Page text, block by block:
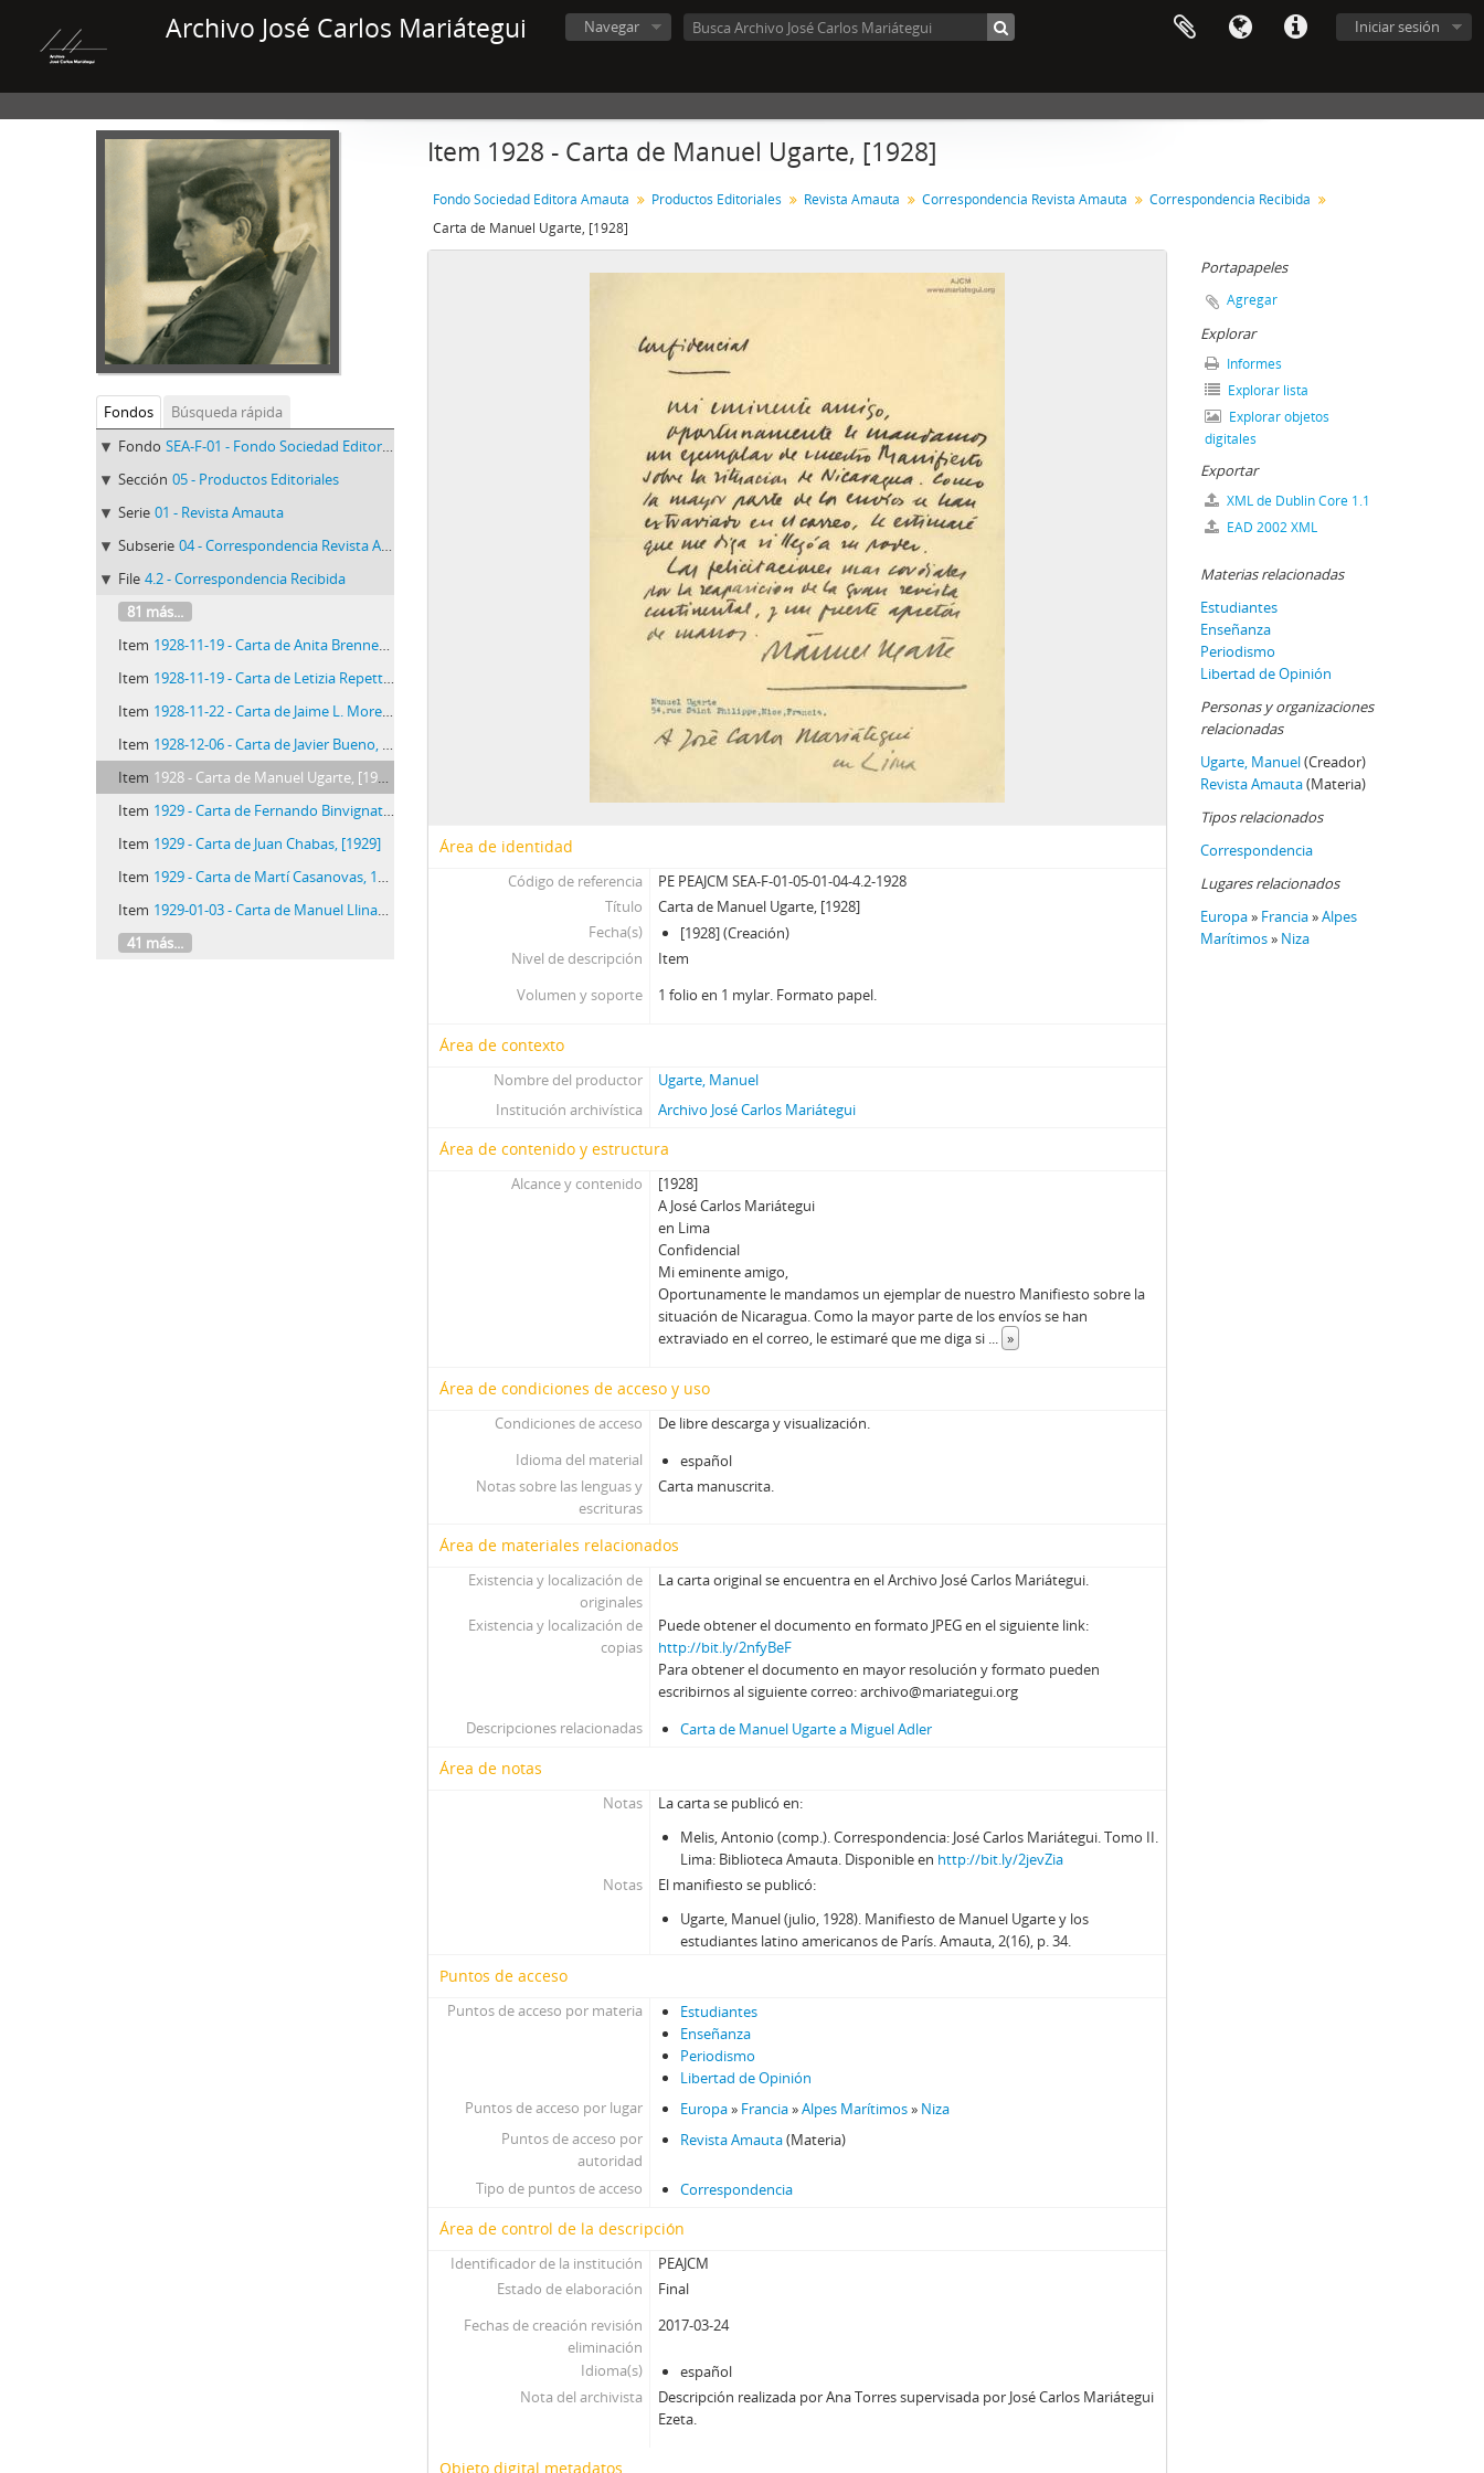
Archivo José Carlos Mariátegui Iniciar sesión
Navegar
Fondos
Búsqueda rápida
Fondo SEA-F-01 - Fondo Sociedad Editora Amauta
Sección 05 - Productos Editoriales
Serie 01 - Revista Amauta
Subserie 04 - Correspondencia Revista Amauta
File 4.2 - Correspondencia Recibida
81 más...
Item 1928-11-19 - Carta de Anita Brenner, 19/11/1928
Item 1928-11-19 - Carta de Letizia Repetto Baeza,19/11/1928
Item 1928-11-22 - Carta de Jaime L. Morenza, 22/11/1928
Item 1928-12-06 - Carta de Javier Bueno, 6/12/1928
Item 1928 - Carta de Manuel Ugarte, [1928]
Item 1929 - Carta de Fernando Binvignat, 1929
Item 1929 - Carta de Juan Chabas, [1929]
Item 1929 - Carta de Martí Casanovas, 1929
Item 1929-01-03 - Carta de Manuel Llinas Vilanova, 3/1/1929
41 más...
Item 1928 - Carta de Manuel Ugarte, [1928]
Fondo Sociedad Editora Amauta Productos Editoriales Revista Amauta Correspondencia Revista Amauta
Correspondencia Recibida
Carta de Manuel Ugarte, [1928]
Área de identidad
Código de referencia
PE PEAJCM SEA-F-01-05-01-04-4.2-1928
Título
Carta de Manuel Ugarte, [1928]
Fecha(s)
[1928] (Creación)
Nivel de descripción
Item
Volumen y soporte
1 folio en 1 mylar. Formato papel.
Área de contexto
Nombre del productor
Ugarte, Manuel
Institución archivística
Archivo José Carlos Mariátegui
Área de contenido y estructura
Alcance y contenido
[1928]
A José Carlos Mariátegui
en Lima
Confidencial
Mi eminente amigo,
Oportunamente le mandamos un ejemplar de nuestro Manifiesto sobre la
situación de Nicaragua. Como la mayor parte de los envíos se han
extraviado en el correo, le estimaré que me diga si ... »
Área de condiciones de acceso y uso
Condiciones de acceso
De libre descarga y visualización.
Idioma del material
español
Notas sobre las lenguas y
escrituras
Carta manuscrita.
Área de materiales relacionados
Existencia y localización de
originales
La carta original se encuentra en el Archivo José Carlos Mariátegui.
Existencia y localización de
copias
Puede obtener el documento en formato JPEG en el siguiente link:
http://bit.ly/2nfyBeF
Para obtener el documento en mayor resolución y formato pueden
escribirnos al siguiente correo: archivo@mariategui.org
Descripciones relacionadas
Carta de Manuel Ugarte a Miguel Adler
Área de notas
Notas
La carta se publicó en:
Melis, Antonio (comp.). Correspondencia: José Carlos Mariátegui. Tomo II.
Lima: Biblioteca Amauta. Disponible en http://bit.ly/2jevZia
Notas
El manifiesto se publicó:
Ugarte, Manuel (julio, 1928). Manifiesto de Manuel Ugarte y los
estudiantes latino americanos de París. Amauta, 2(16), p. 34.
Puntos de acceso
Puntos de acceso por materia
Estudiantes
Enseñanza
Periodismo
Libertad de Opinión
Puntos de acceso por lugar
Europa» Francia»Alpes Marítimos» Niza
Puntos de acceso por
autoridad
Revista Amauta(Materia)
Tipo de puntos de acceso Correspondencia
Área de control de la descripción
Identificador de la institución
PEAJCM
Estado de elaboración
Final
Fechas de creación revisión
eliminación
2017-03-24
Idioma(s)
español
Nota del archivista
Descripción realizada por Ana Torres supervisada por José Carlos Mariátegui
Ezeta.
Objeto digital metadatos
Portapapeles
Agregar
Explorar
Informes
Explorar lista
Explorar objetos
digitales
Exportar
XML de Dublin Core 1.1
EAD 2002 XML
Materias relacionadas
Estudiantes
Enseñanza
Periodismo
Libertad de Opinión
Personas y organizaciones
relacionadas
Ugarte, Manuel(Creador)
Revista Amauta(Materia)
Tipos relacionados
Correspondencia
Lugares relacionados
Europa» Francia»Alpes
Marítimos» Niza